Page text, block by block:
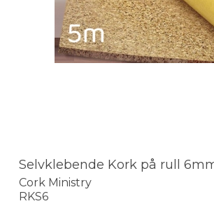
Selvklebende Kork på rull
Cork Ministry
RKS6